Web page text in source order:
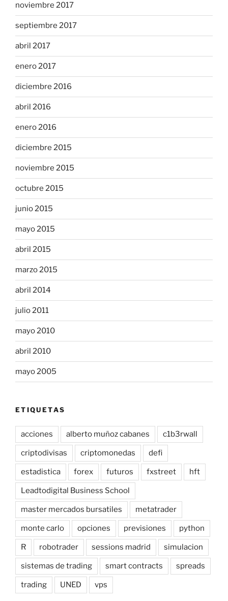
noviembre 2017
septiembre 2017
abril 2017
enero 2017
diciembre 2016
abril 2016
enero 2016
diciembre 2015
noviembre 2015
octubre 2015
junio 2015
mayo 2015
abril 2015
marzo 2015
abril 2014
julio 2011
mayo 2010
abril 2010
mayo 2005
ETIQUETAS
acciones alberto muñoz cabanes c1b3rwall
criptodivisas criptomonedas defi
estadistica forex futuros fxstreet hft
Leadtodigital Business School
master mercados bursatiles metatrader
monte carlo opciones previsiones python
R robotrader sessions madrid simulacion
sistemas de trading smart contracts spreads
trading UNED vps